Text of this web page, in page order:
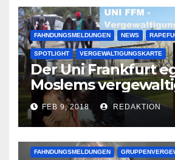
FAHNDUNGSMELDUNGEN NEWS
SPOTLIGHT VERGEWALTIGUNGSKARTE
Der Uni Frankfurt
Moslems
deutsche
Uni-Campus
FEB 9, 2018 REDAKTION
FAHNDUNGSMELDUNGEN